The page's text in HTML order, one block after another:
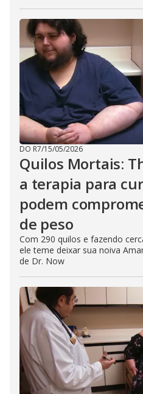
DO R7/15/05/2026
Quilos Mortais:
a terapia para
podem
de peso
Com 290 quilos e fazendo
ele teme deixar sua noiva
de Dr. Now